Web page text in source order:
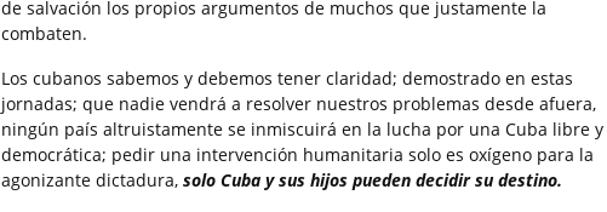
de salvación los propios argumentos de muchos que justamente la
combaten.
Los cubanos sabemos y debemos tener claridad; demostrado en estas
jornadas; que nadie vendrá a resolver nuestros problemas desde afuera,
ningún país altruistamente se inmiscuirá en la lucha por una Cuba libre y
democrática; pedir una intervención humanitaria solo es oxígeno para la
agonizante dictadura, solo Cuba y sus hijos pueden decidir su destino.